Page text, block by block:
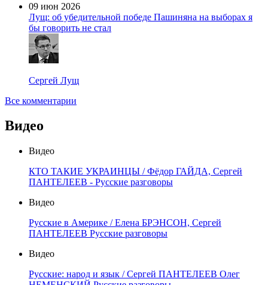
09 июн 2026
Лущ: об убедительной победе Пашиняна на выборах я
бы говорить не стал
Сергей Лущ
Все комментарии
Видео
Видео
КТО ТАКИЕ УКРАИНЦЫ / Фёдор ГАЙДА, Сергей
ПАНТЕЛЕЕВ - Русские разговоры
Видео
Русские в Америке / Елена БРЭНСОН, Сергей
ПАНТЕЛЕЕВ Русские разговоры
Видео
Русские: народ и язык / Сергей ПАНТЕЛЕЕВ Олег